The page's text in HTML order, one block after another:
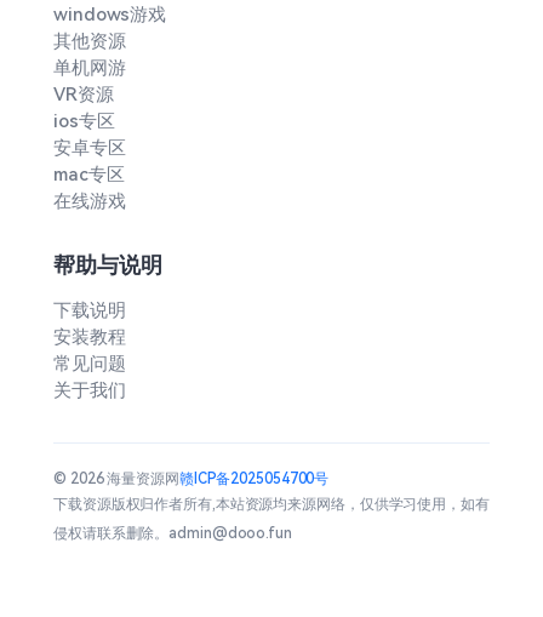
windows游戏
其他资源
单机网游
VR资源
ios专区
安卓专区
mac专区
在线游戏
帮助与说明
下载说明
安装教程
常见问题
关于我们
© 2026 海量资源网赣ICP备2025054700号
下载资源版权归作者所有,本站资源均来源网络，仅供学习使用，如有
侵权请联系删除。admin@dooo.fun